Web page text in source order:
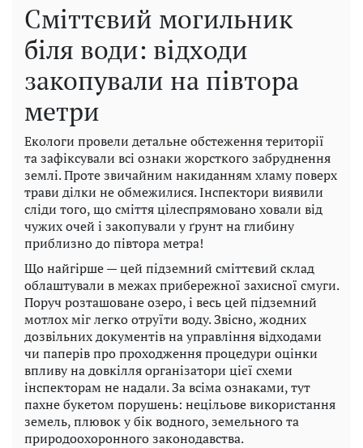
Сміттєвий могильник
біля води: відходи
закопували на півтора
метри
Екологи провели детальне обстеження території
та зафіксували всі ознаки жорсткого забруднення
землі. Проте звичайним накиданням хламу поверх
трави ділки не обмежилися. Інспектори виявили
сліди того, що сміття цілеспрямовано ховали від
чужих очей і закопували у ґрунт на глибину
приблизно до півтора метра!
Що найгірше — цей підземний сміттєвий склад
облаштували в межах прибережної захисної смуги.
Поруч розташоване озеро, і весь цей підземний
мотлох міг легко отруїти воду. Звісно, жодних
дозвільних документів на управління відходами
чи паперів про проходження процедури оцінки
впливу на довкілля організатори цієї схеми
інспекторам не надали. За всіма ознаками, тут
пахне букетом порушень: нецільове використання
земель, плювок у бік водного, земельного та
природоохоронного законодавства.